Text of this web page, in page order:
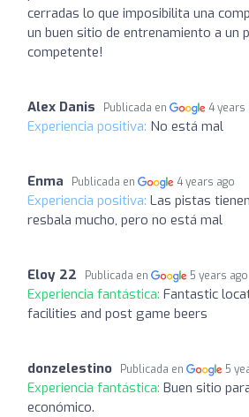
cerradas lo que imposibilita una
un buen sitio de entrenamiento a un
competente!
Alex Danis Publicada en 4 years
Experiencia positiva: No está mal
Enma Publicada en 4 years ago
Experiencia positiva: Las pistas
resbala mucho, pero no está mal
Eloy 22 Publicada en 5 years ago
Experiencia fantástica: Fantastic
facilities and post game beers
donzelestino Publicada en 5
Experiencia fantástica: Buen sitio
económico.